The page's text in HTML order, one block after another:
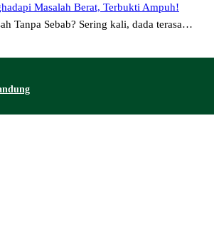
Masalah Berat, Terbukti Ampuh!
Tanpa Sebab? Sering kali, dada terasa…